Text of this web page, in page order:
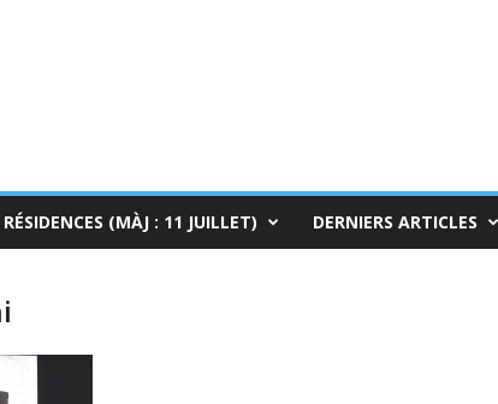
(MÀJ : 11 JUILLET) DERNIERS ARTICLES